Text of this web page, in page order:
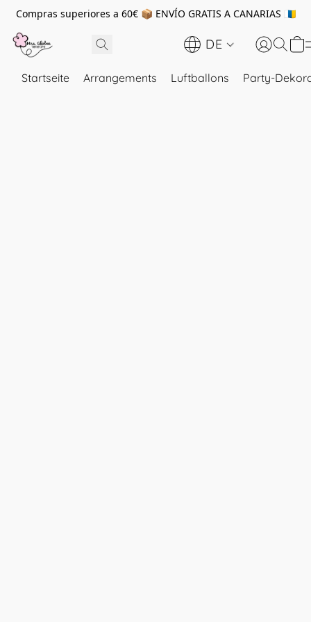
Compras superiores a 60€ 📦 ENVÍO GRATIS A CANARIAS 🇮🇨
DE
Startseite Arrangements Luftballons Party-